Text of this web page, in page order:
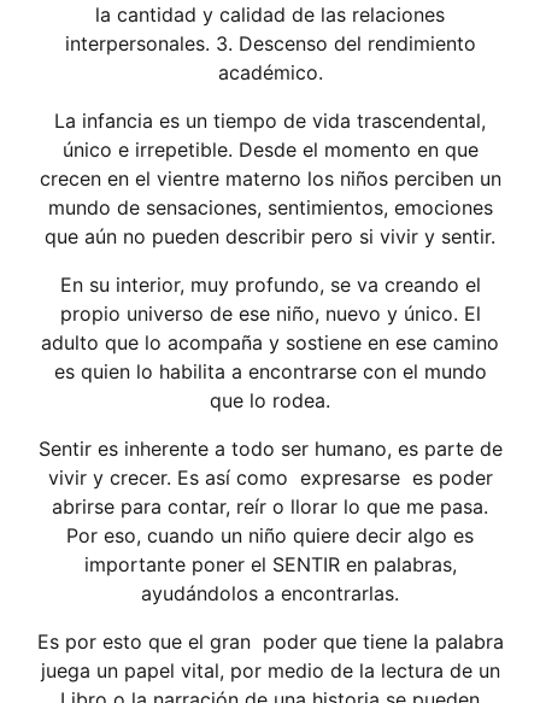
la cantidad y calidad de las relaciones
interpersonales. 3. Descenso del rendimiento
académico.
La infancia es un tiempo de vida trascendental,
único e irrepetible. Desde el momento en que
crecen en el vientre materno los niños perciben un
mundo de sensaciones, sentimientos, emociones
que aún no pueden describir pero si vivir y sentir.
En su interior, muy profundo, se va creando el
propio universo de ese niño, nuevo y único. El
adulto que lo acompaña y sostiene en ese camino
es quien lo habilita a encontrarse con el mundo
que lo rodea.
Sentir es inherente a todo ser humano, es parte de
vivir y crecer. Es así como expresarse es poder
abrirse para contar, reír o llorar lo que me pasa.
Por eso, cuando un niño quiere decir algo es
importante poner el SENTIR en palabras,
ayudándolos a encontrarlas.
Es por esto que el gran poder que tiene la palabra
juega un papel vital, por medio de la lectura de un